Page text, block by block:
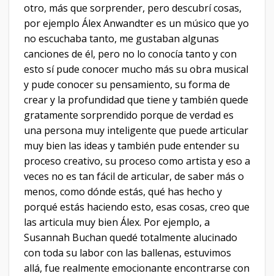
otro, más que sorprender, pero descubrí cosas,
por ejemplo Álex Anwandter es un músico que yo
no escuchaba tanto, me gustaban algunas
canciones de él, pero no lo conocía tanto y con
esto sí pude conocer mucho más su obra musical
y pude conocer su pensamiento, su forma de
crear y la profundidad que tiene y también quede
gratamente sorprendido porque de verdad es
una persona muy inteligente que puede articular
muy bien las ideas y también pude entender su
proceso creativo, su proceso como artista y eso a
veces no es tan fácil de articular, de saber más o
menos, como dónde estás, qué has hecho y
porqué estás haciendo esto, esas cosas, creo que
las articula muy bien Álex. Por ejemplo, a
Susannah Buchan quedé totalmente alucinado
con toda su labor con las ballenas, estuvimos
allá, fue realmente emocionante encontrarse con